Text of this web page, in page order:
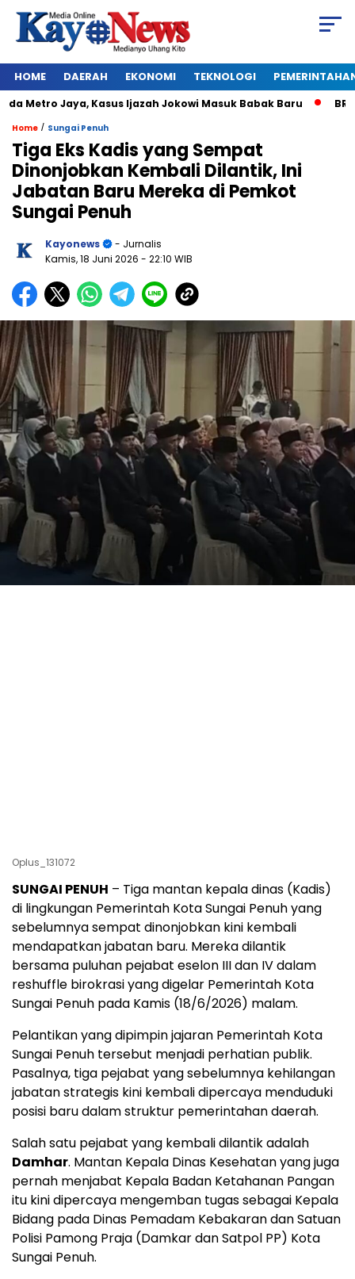
HOME DAERAH EKONOMI TEKNOLOGI
Jaya, Kasus Ijazah Jokowi Masuk Babak Baru
Home / Sungai Penuh
Tiga Eks Kadis yang Sempat
Dinonjobkan Kembali Dilantik, Ini
Jabatan Baru Mereka di Pemkot
Sungai Penuh
Kayonews
- Jurnalis
Kamis, 18 Juni 2026 - 22:10 WIB
Oplus_131072
SUNGAI PENUH – Tiga mantan kepala dinas (Kadis)
di lingkungan Pemerintah Kota Sungai Penuh yang
sebelumnya sempat dinonjobkan kini kembali
mendapatkan jabatan baru. Mereka dilantik
bersama puluhan pejabat eselon III dan IV dalam
reshuffle birokrasi yang digelar Pemerintah Kota
Sungai Penuh pada Kamis (18/6/2026) malam.
Pelantikan yang dipimpin jajaran Pemerintah Kota
Sungai Penuh tersebut menjadi perhatian publik.
Pasalnya, tiga pejabat yang sebelumnya kehilangan
jabatan strategis kini kembali dipercaya menduduki
posisi baru dalam struktur pemerintahan daerah.
Salah satu pejabat yang kembali dilantik adalah
Damhar. Mantan Kepala Dinas Kesehatan yang juga
pernah menjabat Kepala Badan Ketahanan Pangan
itu kini dipercaya mengemban tugas sebagai Kepala
Bidang pada Dinas Pemadam Kebakaran dan Satuan
Polisi Pamong Praja (Damkar dan Satpol PP) Kota
Sungai Penuh.